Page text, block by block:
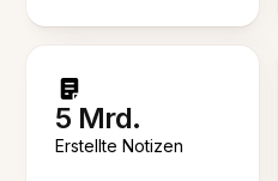
5 Mrd.
Erstellte Notizen